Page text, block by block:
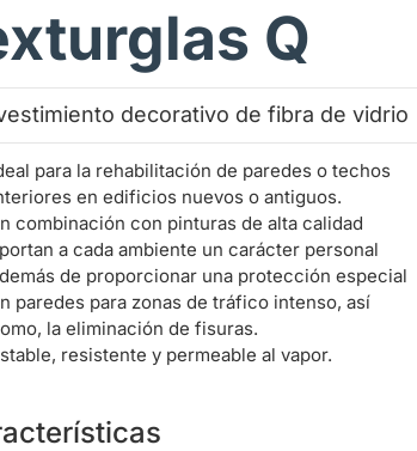
Q
decorativo de fibra de vidrio
para la rehabilitación de paredes o techos
en edificios nuevos o antiguos.
combinación con pinturas de alta calidad
a cada ambiente un carácter personal
de proporcionar una protección especial
paredes para zonas de tráfico intenso, así
la eliminación de fisuras.
resistente y permeable al vapor.